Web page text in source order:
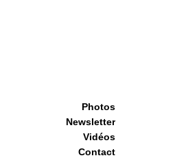
Photos
Newsletter
Vidéos
Contact